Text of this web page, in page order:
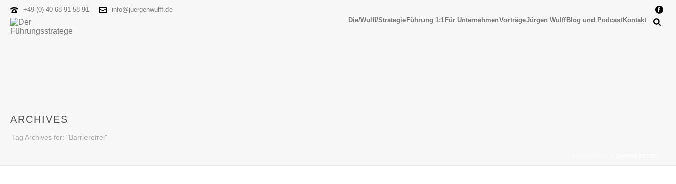
+49 (0) 40 68 91 58 91
info@juergenwulff.de
Die/Wulff/Strategie Führung 1:1 Für UnternehmenVorträgeJürgen WulffBlog und Podcast Kontakt
ARCHIVES
Tag Archives for: "Barrierefrei"